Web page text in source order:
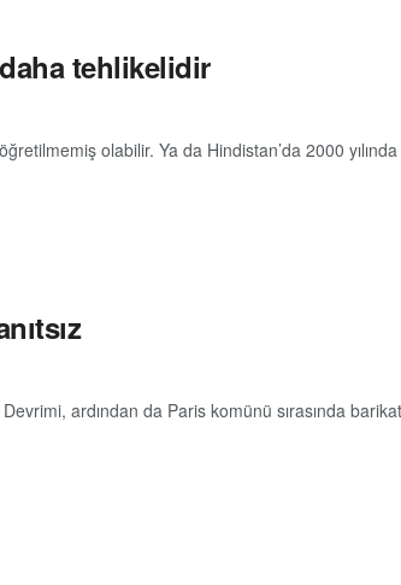
tehlikelidir
olabilir. Ya da Hindistan’da 2000
ardından da Paris komünü sırasında